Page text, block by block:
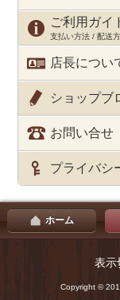
ご利用ガイ
支払い方法 / 配送
店長につい
ショップブ
お問い合せ
プライバシ
ホーム
表示
Copyright ©